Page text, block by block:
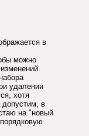
в
можно
удалении
хотя
допустим, в
на "новый